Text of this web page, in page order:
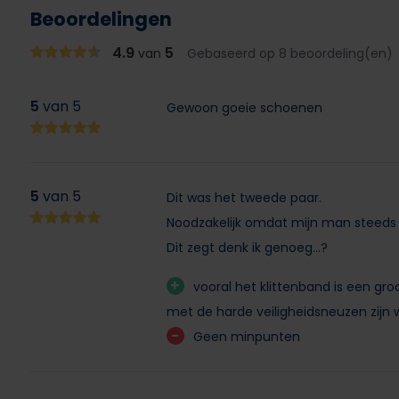
Beoordelingen
4.9 van 5 Gebaseerd op 8 beoordeling(en)
5 van 5 Gewoon goeie schoenen
5 van 5
Dit was het tweede paar.
Noodzakelijk omdat mijn man
Dit zegt denk ik genoeg...?
+
vooral het klittenband is een
met de harde veiligheidsneuzen zijn
- Geen minpunten